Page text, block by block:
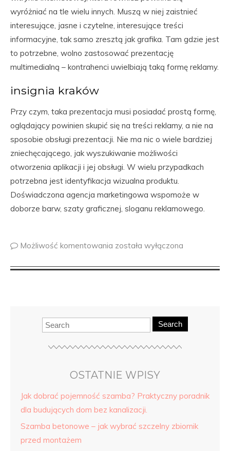
wyróżniać na tle wielu innych. Muszą w niej zaistnieć
interesujące, jasne i czytelne, interesujące treści
informacyjne, tak samo zresztą jak grafika. Tam gdzie jest
to potrzebne, wolno zastosować prezentację
multimedialną – kontrahenci uwielbiają taką formę reklamy.
insignia kraków
Przy czym, taka prezentacja musi posiadać prostą formę,
oglądający powinien skupić się na treści reklamy, a nie na
sposobie obsługi prezentacji. Nie ma nic o wiele bardziej
zniechęcającego, jak wyszukiwanie możliwości
otworzenia aplikacji i jej obsługi. W wielu przypadkach
potrzebna jest identyfikacja wizualna produktu.
Doświadczona agencja marketingowa wspomoże w
doborze barw, szaty graficznej, sloganu reklamowego.
Możliwość komentowania została wyłączona
Search
OSTATNIE WPISY
Jak dobrać pojemność szamba? Praktyczny poradnik
dla budujących dom bez kanalizacji.
Szamba betonowe – jak wybrać szczelny zbiornik
przed montażem